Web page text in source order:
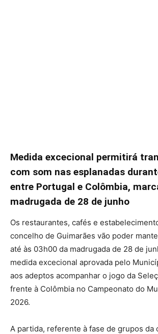
Medida excecional permitirá
com som nas esplanadas
entre Portugal e Colômbia,
madrugada de 28 de junho
Os restaurantes, cafés e
concelho de Guimarães vão poder
até às 03h00 da madrugada de 28 de
medida excecional aprovada pelo
aos adeptos acompanhar o jogo da
frente à Colômbia no Campeonato do
2026.
A partida, referente à fase de grupos da